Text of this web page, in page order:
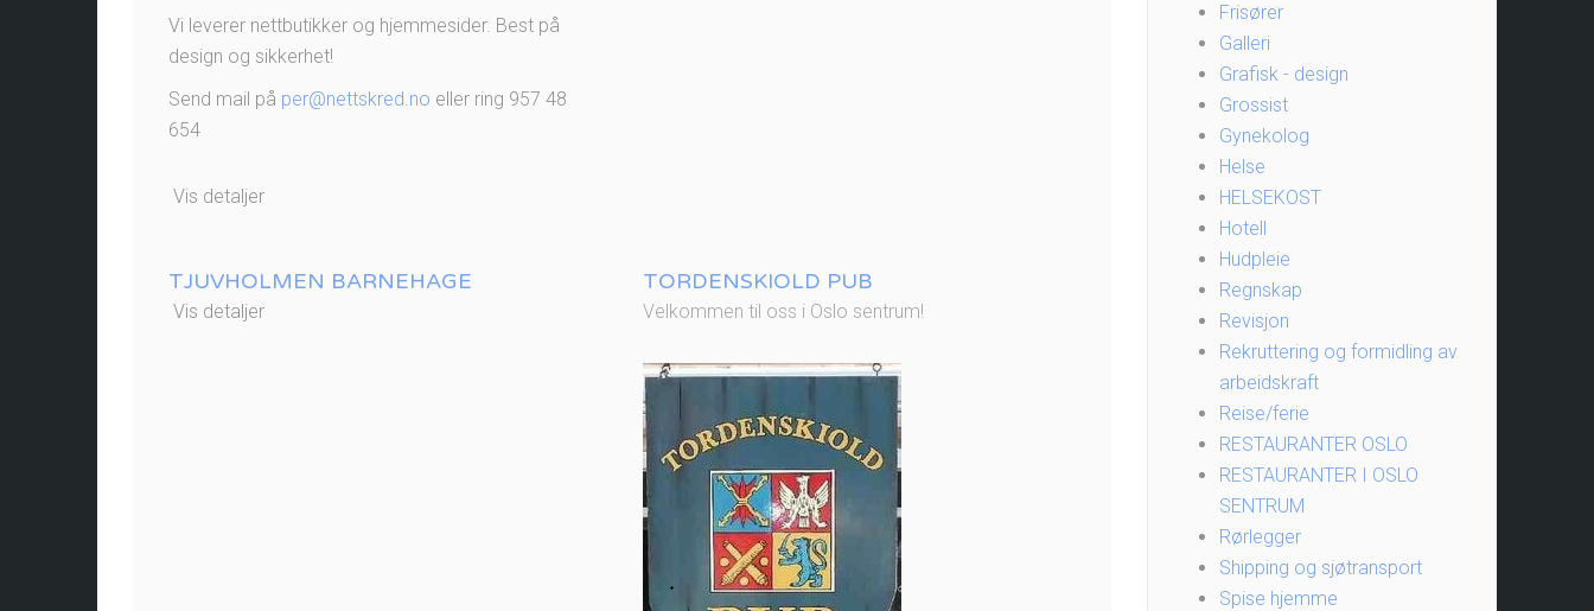
Vi leverer nettbutikker og hjemmesider. Best på
design og sikkerhet!
Send mail på per@nettskred.no eller ring 957 48
654
Vis detaljer
TJUVHOLMEN BARNEHAGE
Vis detaljer
TORDENSKIOLD PUB
Velkommen til oss i Oslo sentrum!
Frisører
Galleri
Grafisk - design
Grossist
Gynekolog
Helse
HELSEKOST
Hotell
Hudpleie
Regnskap
Revisjon
Rekruttering og formidling av
arbeidskraft
Reise/ferie
RESTAURANTER OSLO
RESTAURANTER I OSLO
SENTRUM
Rørlegger
Shipping og sjøtransport
Spise hjemme